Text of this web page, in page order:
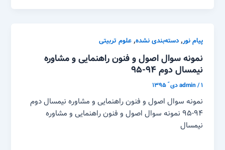
پیام نور,دسته‌بندی نشده,علوم تربیتی
نمونه سوال اصول و فنون راهنمایی و مشاوره
نیمسال دوم ۹۴-۹۵
admin/۱ دی ّ ۱۳۹۵
نمونه سوال اصول و فنون راهنمایی و مشاوره نیمسال دوم
۹۴-۹۵ نمونه سوال اصول و فنون راهنمایی و مشاوره
نیمسال